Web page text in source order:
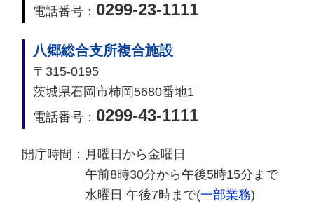
電話番号： 0299-23-1111
八郷総合支所複合施設
〒315-0195
茨城県石岡市柿岡5680番地1
電話番号： 0299-43-1111
開庁時間： 月曜日から金曜日
午前8時30分から午後5時15分まで
水曜日 午後7時まで(一部業務)